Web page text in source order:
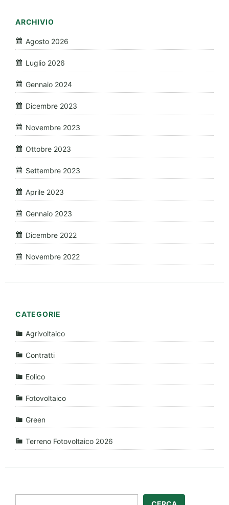
ARCHIVIO
Agosto 2026
Luglio 2026
Gennaio 2024
Dicembre 2023
Novembre 2023
Ottobre 2023
Settembre 2023
Aprile 2023
Gennaio 2023
Dicembre 2022
Novembre 2022
CATEGORIE
Agrivoltaico
Contratti
Eolico
Fotovoltaico
Green
Terreno Fotovoltaico 2026